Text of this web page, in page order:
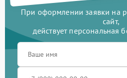
При оформлении заявки на
сайт,
действует персональная